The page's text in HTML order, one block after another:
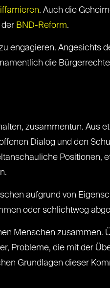
. Auch die
der BND-Reform.
engagieren. Angesichts
die
zusammentun. Aus
Dialog und den
Positionen,
aufgrund von
oder schlichtweg
Menschen zusammen.
Probleme, die mit der
Grundlagen dieser